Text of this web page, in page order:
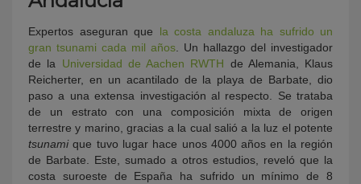
Expertos aseguran que la costa andaluza ha sufrido un
gran tsunami cada mil años. Un hallazgo del investigador
de la Universidad de Aachen RWTH de Alemania, Klaus
Reicherter, en un acantilado de la playa de Barbate, dio
paso a una extensa investigación al respecto. Se trataba
de un estrato con una composición mixta de origen
terrestre y marino, gracias a la cual salió a la luz el potente
tsunamique tuvo lugar hace unos 4000 años en la región
de Barbate. Este, sumado a otros estudios, reveló que la
costa suroeste de España ha sufrido un mínimo de 8